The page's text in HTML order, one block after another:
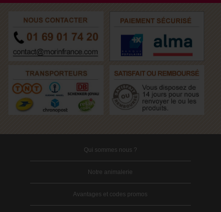
Qui sommes nous ?
Notre animalerie
Avantages et codes promos